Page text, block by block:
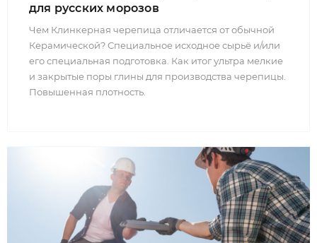
для русских морозов
Чем Клинкерная черепица отличается от обычной
Керамической? Специальное исходное сырьё и/или
его специальная подготовка. Как итог ультра мелкие
и закрытые поры глины для производства черепицы.
Повышенная плотность.